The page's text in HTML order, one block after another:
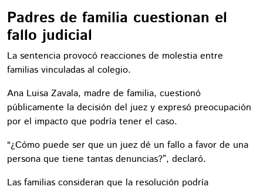
Padres de familia cuestionan el
fallo judicial
La sentencia provocó reacciones de molestia entre
familias vinculadas al colegio.
Ana Luisa Zavala, madre de familia, cuestionó
públicamente la decisión del juez y expresó preocupación
por el impacto que podría tener el caso.
“¿Cómo puede ser que un juez dé un fallo a favor de una
persona que tiene tantas denuncias?”, declaró.
Las familias consideran que la resolución podría